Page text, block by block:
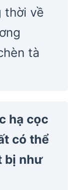
thời về
tà
hạ cọc
có thể
bị như